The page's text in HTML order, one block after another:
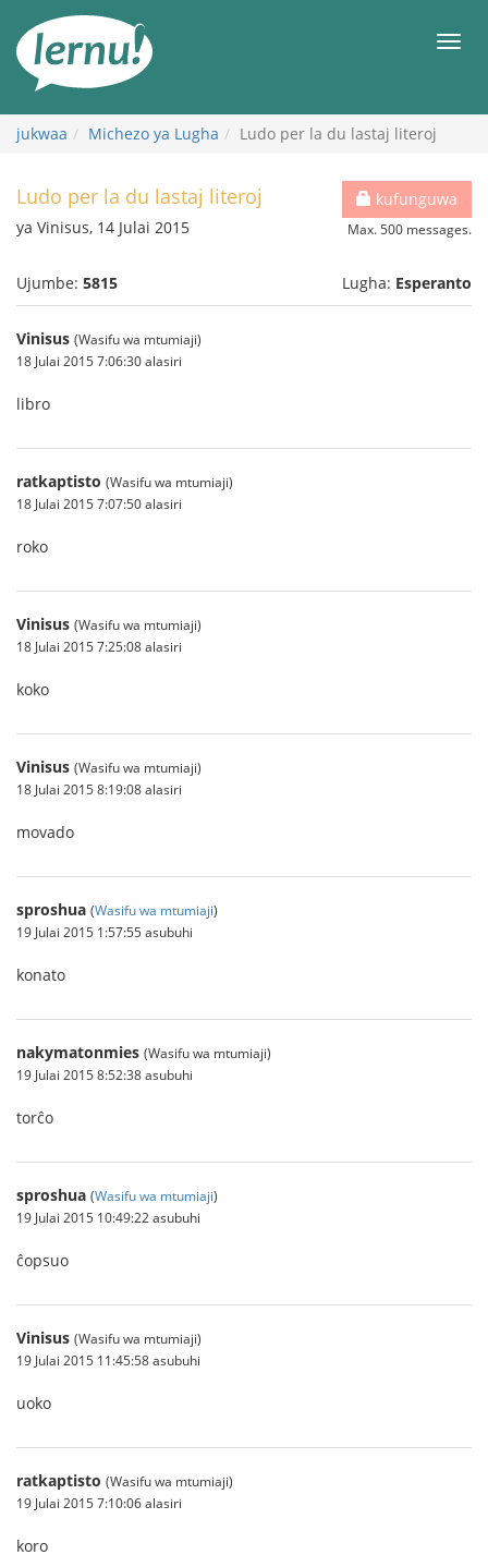
maudhui
jukwaa Michezo ya Lugha Ludo per la du lastaj literoj
kufunguwa
Max. 500 messages.
Ludo per la du lastaj literoj
ya Vinisus, 14 Julai 2015
Ujumbe: 5815 Lugha: Esperanto
Vinisus (Wasifu wa mtumiaji)
18 Julai 2015 7:06:30 alasiri
libro
ratkaptisto (Wasifu wa mtumiaji)
18 Julai 2015 7:07:50 alasiri
roko
Vinisus (Wasifu wa mtumiaji)
18 Julai 2015 7:25:08 alasiri
koko
Vinisus (Wasifu wa mtumiaji)
18 Julai 2015 8:19:08 alasiri
movado
sproshua (Wasifu wa mtumiaji)
19 Julai 2015 1:57:55 asubuhi
konato
nakymatonmies (Wasifu wa mtumiaji)
19 Julai 2015 8:52:38 asubuhi
torĉo
sproshua (Wasifu wa mtumiaji)
19 Julai 2015 10:49:22 asubuhi
ĉopsuo
Vinisus (Wasifu wa mtumiaji)
19 Julai 2015 11:45:58 asubuhi
uoko
ratkaptisto (Wasifu wa mtumiaji)
19 Julai 2015 7:10:06 alasiri
koro